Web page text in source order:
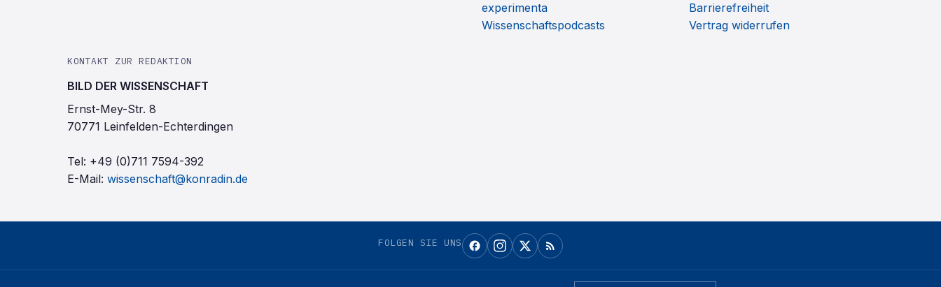
experimenta
Wissenschaftspodcasts
Barrierefreiheit
Vertrag widerrufen
KONTAKT ZUR REDAKTION
BILD DER WISSENSCHAFT
Ernst-Mey-Str. 8
70771 Leinfelden-Echterdingen
Tel: +49 (0)711 7594-392
E-Mail: wissenschaft@konradin.de
FOLGEN SIE UNS